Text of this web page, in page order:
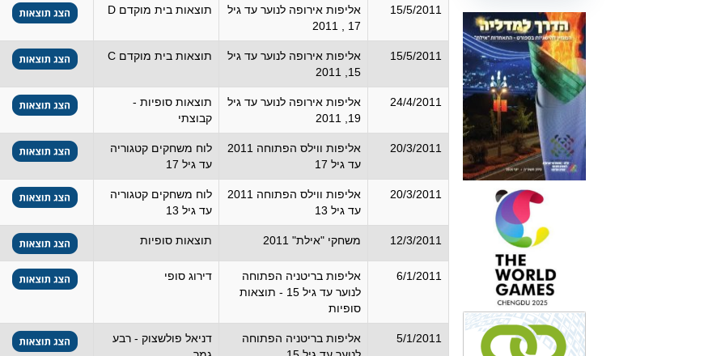
15/5/2011
אליפות אירופה לנוער עד גיל
17 , 2011
תוצאות בית מוקדם D
15/5/2011
אליפות אירופה לנוער עד גיל
15, 2011
תוצאות בית מוקדם C
24/4/2011
אליפות אירופה לנוער עד גיל
19, 2011
תוצאות סופיות -
קבוצתי
20/3/2011
אליפות ווילס הפתוחה 2011
עד גיל 17
לוח משחקים קטגוריה
עד גיל 17
20/3/2011
אליפות ווילס הפתוחה 2011
עד גיל 13
לוח משחקים קטגוריה
עד גיל 13
12/3/2011 משחקי "אילת" 2011 תוצאות סופיות
6/1/2011
אליפות בריטניה הפתוחה
לנוער עד גיל 15 - תוצאות
סופיות
דירוג סופי
5/1/2011
אליפות בריטניה הפתוחה
דניאל פולשצוק - רבע